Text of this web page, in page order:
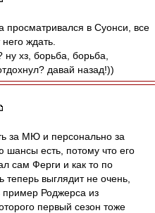
просматривался в Суонси, все
ждать.
хз, борьба, борьба,
давай назад!))
за МЮ и персонально за
есть, потому что его
сам Ферги и как то по
теперь выглядит не очень,
Роджерса из
первый сезон тоже